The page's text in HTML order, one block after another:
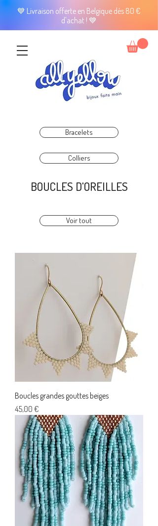
💙 Livraison offerte en Belgique dès 80 €
d'achat ! 💙
Bracelets
Colliers
BOUCLES D'OREILLES
Voir tout
Boucles grandes gouttes beiges
Prix
45,00 €